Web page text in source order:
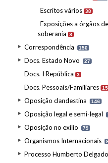
Escritos vários 38
Exposições a órgãos de
soberania
8
Correspondência 150
Docs. Estado Novo 27
Docs. I República 3
Docs. Pessoais/Familiares 15
Oposição clandestina 146
Oposição legal e semi-legal
Oposição no exílio 79
Organismos Internacionais
Processo Humberto Delgado